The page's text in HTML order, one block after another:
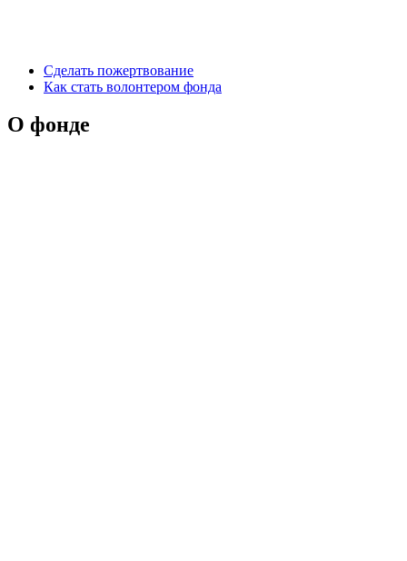
Сделать пожертвование
Как стать волонтером фонда
О фонде